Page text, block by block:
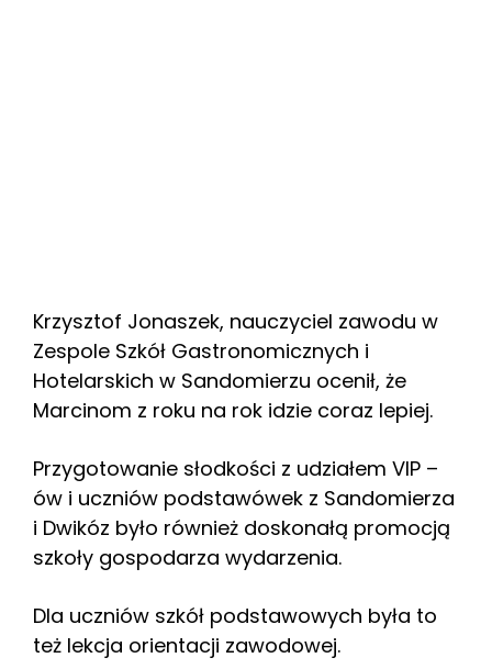
Krzysztof Jonaszek, nauczyciel zawodu w
Zespole Szkół Gastronomicznych i
Hotelarskich w Sandomierzu ocenił, że
Marcinom z roku na rok idzie coraz lepiej.
Przygotowanie słodkości z udziałem VIP –
ów i uczniów podstawówek z Sandomierza
i Dwikóz było również doskonałą promocją
szkoły gospodarza wydarzenia.
Dla uczniów szkół podstawowych była to
też lekcja orientacji zawodowej.